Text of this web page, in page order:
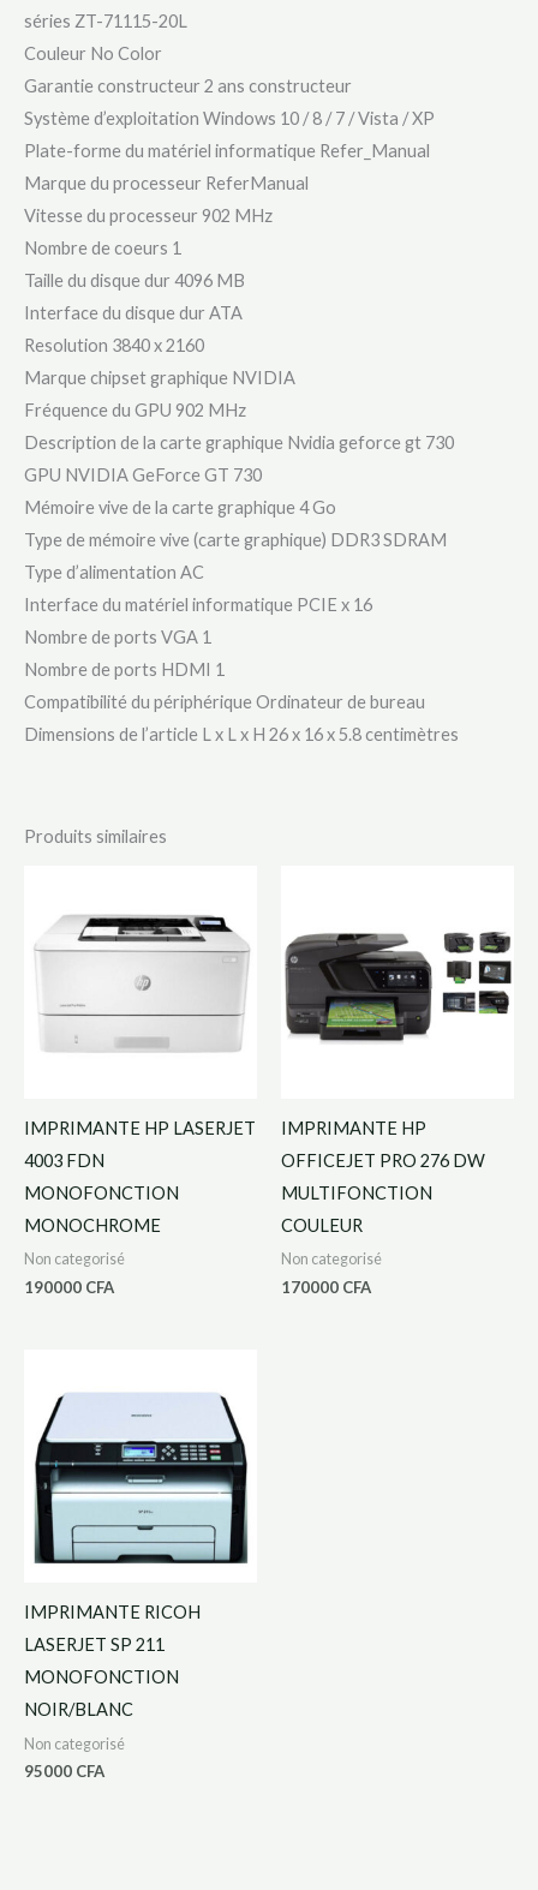
séries ‎ZT-71115-20L
Couleur ‎No Color
Garantie constructeur ‎2 ans constructeur
Système d’exploitation ‎Windows 10 / 8 / 7 / Vista / XP
Plate-forme du matériel informatique ‎Refer_Manual
Marque du processeur ‎ReferManual
Vitesse du processeur ‎902 MHz
Nombre de coeurs ‎1
Taille du disque dur ‎4096 MB
Interface du disque dur ‎ATA
Resolution ‎3840 x 2160
Marque chipset graphique ‎NVIDIA
Fréquence du GPU ‎902 MHz
Description de la carte graphique ‎Nvidia geforce gt 730
GPU ‎NVIDIA GeForce GT 730
Mémoire vive de la carte graphique ‎4 Go
Type de mémoire vive (carte graphique) ‎DDR3 SDRAM
Type d’alimentation ‎AC
Interface du matériel informatique ‎PCIE x 16
Nombre de ports VGA ‎1
Nombre de ports HDMI ‎1
Compatibilité du périphérique ‎Ordinateur de bureau
Dimensions de l’article L x L x H ‎26 x 16 x 5.8 centimètres
Produits similaires
IMPRIMANTE HP LASERJET
4003 FDN
MONOFONCTION
MONOCHROME
Non categorisé
190000 CFA
IMPRIMANTE HP
OFFICEJET PRO 276 DW
MULTIFONCTION
COULEUR
Non categorisé
170000 CFA
IMPRIMANTE RICOH
LASERJET SP 211
MONOFONCTION
NOIR/BLANC
Non categorisé
95000 CFA